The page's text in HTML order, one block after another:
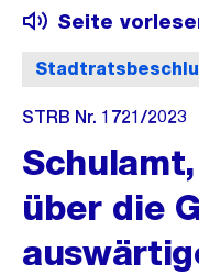
Seite
STRB Nr. 1721/2023
über die